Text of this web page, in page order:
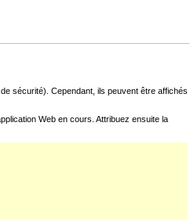
sécurité). Cependant, ils peuvent être affichés
Web en cours. Attribuez ensuite la